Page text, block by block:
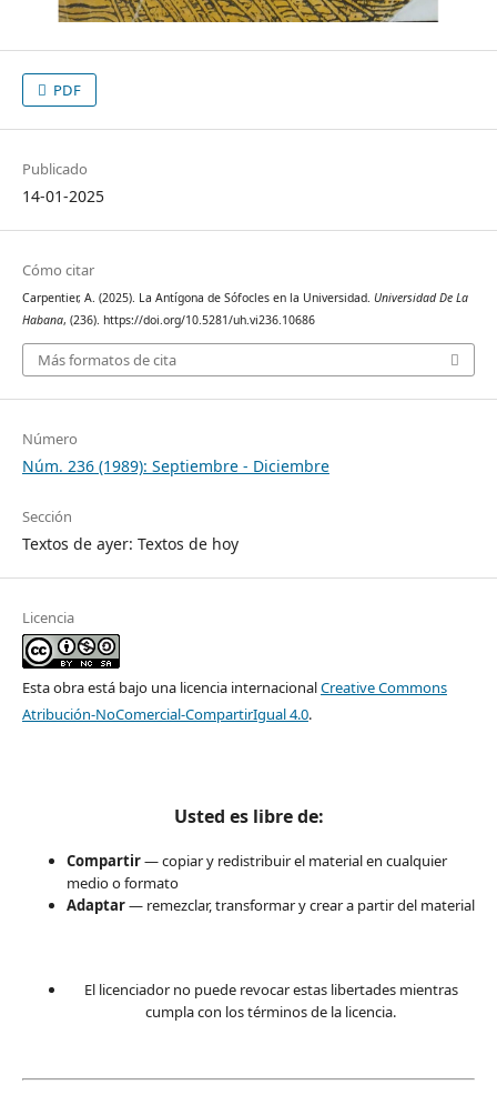
PDF
Publicado
14-01-2025
Cómo citar
Carpentier, A. (2025). La Antígona de Sófocles en la Universidad. Universidad De La
Habana, (236). https://doi.org/10.5281/uh.vi236.10686
Más formatos de cita
Número
Núm. 236 (1989): Septiembre - Diciembre
Sección
Textos de ayer: Textos de hoy
Licencia
Esta obra está bajo una licencia internacionalCreative Commons
Atribución-NoComercial-CompartirIgual 4.0.
Usted es libre de:
Compartir— copiar y redistribuir el material en cualquier
medio o formato
Adaptar— remezclar, transformar y crear a partir del material
El licenciador no puede revocar estas libertades mientras
cumpla con los términos de la licencia.